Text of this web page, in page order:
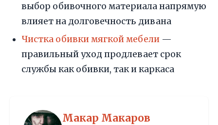
выбор обивочного материала напрямую
влияет на долговечность дивана
Чистка обивки мягкой мебели —
правильный уход продлевает срок
службы как обивки, так и каркаса
Макар Макаров